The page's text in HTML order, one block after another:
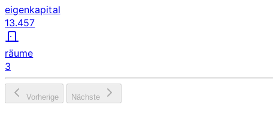
eigenkapital
13.457
räume
3
Vorherige Nächste